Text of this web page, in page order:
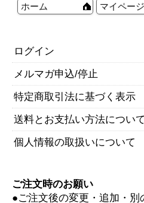
ホーム マイページ
ログイン
メルマガ申込/停止
特定商取引法に基づく表示
送料とお支払い方法について
個人情報の取扱いについて
ご注文時のお願い
●ご注文後の変更・追加・